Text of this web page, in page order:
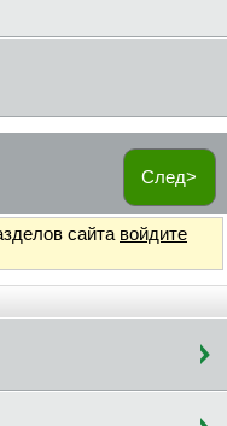
След>
сайта войдите